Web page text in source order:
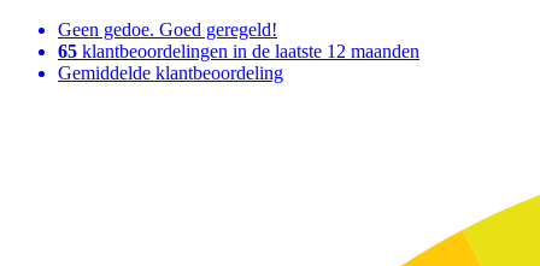
Geen gedoe. Goed geregeld!
65 klantbeoordelingen in de laatste 12 maanden
Gemiddelde klantbeoordeling